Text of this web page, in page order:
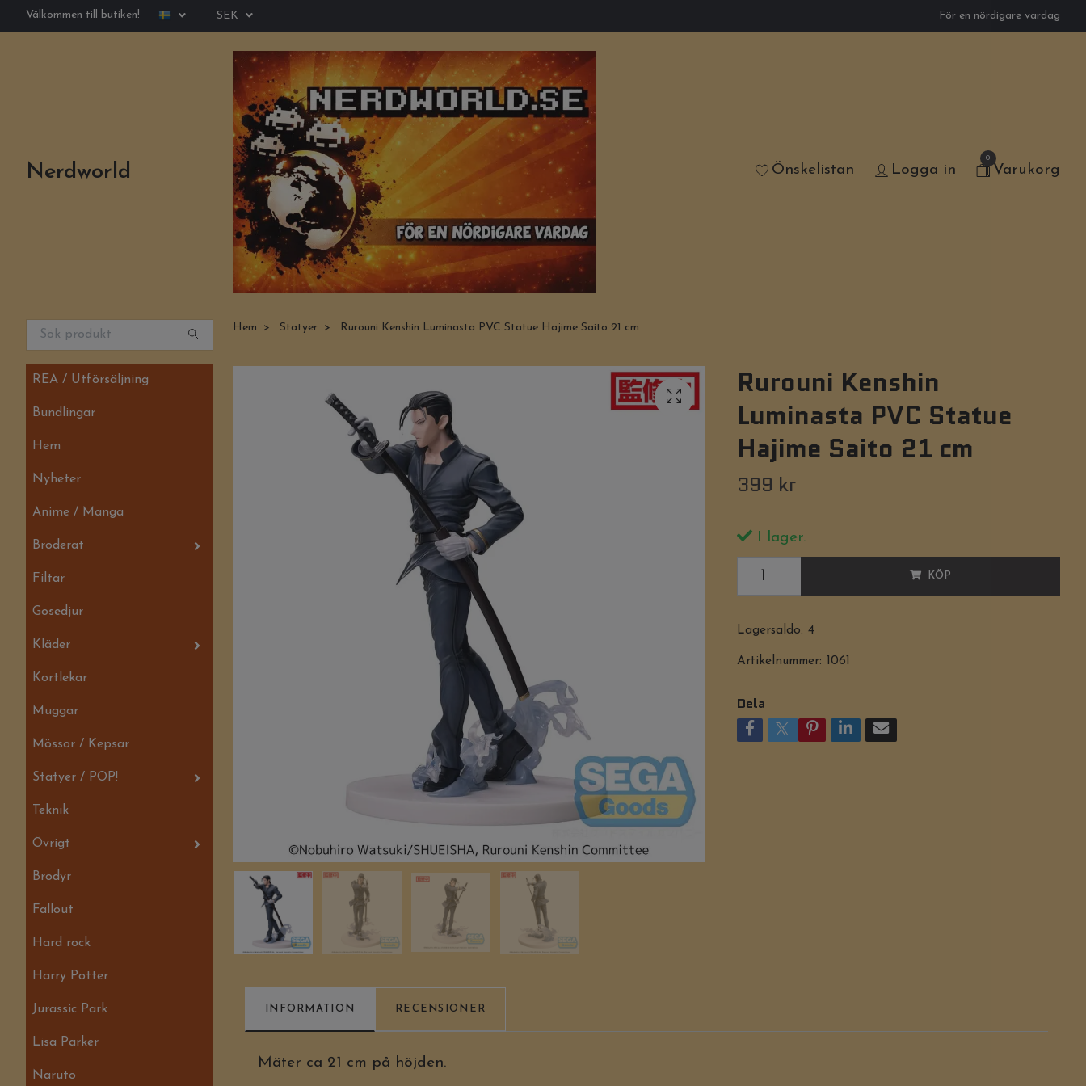
Välkommen till butiken! SEK För en nördigare vardag
Nerdworld Önskelistan Logga in
0
Varukorg
REA / Utförsäljning
Bundlingar
Hem
Nyheter
Anime / Manga
Broderat
Filtar
Gosedjur
Kläder
Kortlekar
Muggar
Mössor / Kepsar
Statyer / POP!
Teknik
Övrigt
Brodyr
Fallout
Hard rock
Harry Potter
Jurassic Park
Lisa Parker
Naruto
Hem Statyer Rurouni Kenshin Luminasta PVC Statue Hajime Saito 21 cm
Rurouni Kenshin
Luminasta PVC Statue
Hajime Saito 21 cm
399 kr
I lager.
KÖP
Lagersaldo: 4
Artikelnummer: 1061
Dela
INFORMATION RECENSIONER
Mäter ca 21 cm på höjden.